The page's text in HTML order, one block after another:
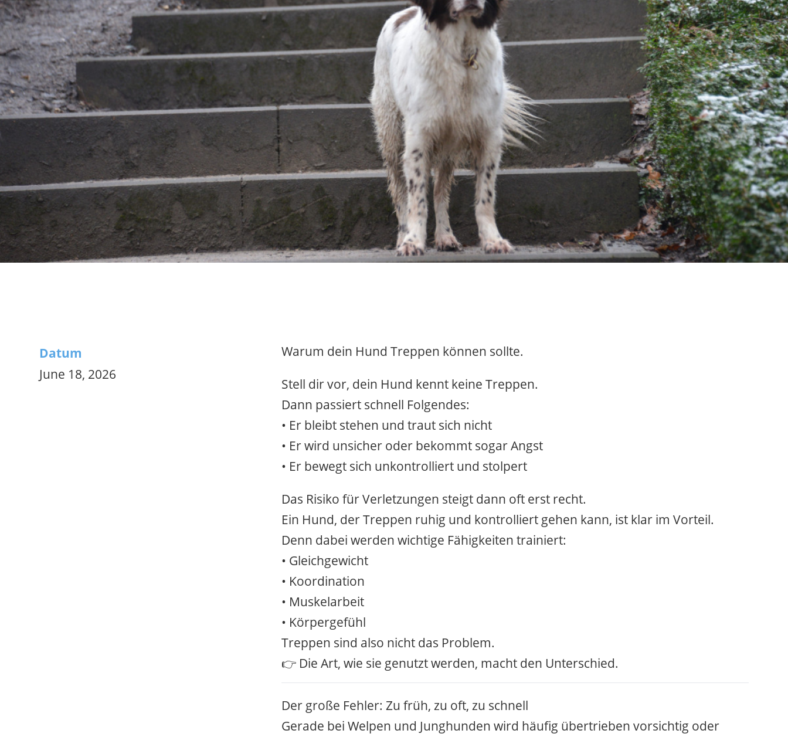
Datum
June 18, 2026
Warum dein Hund Treppen können sollte.
Stell dir vor, dein Hund kennt keine Treppen.
Dann passiert schnell Folgendes:
• Er bleibt stehen und traut sich nicht
• Er wird unsicher oder bekommt sogar Angst
• Er bewegt sich unkontrolliert und stolpert
Das Risiko für Verletzungen steigt dann oft erst recht.
Ein Hund, der Treppen ruhig und kontrolliert gehen kann, ist klar im Vorteil.
Denn dabei werden wichtige Fähigkeiten trainiert:
• Gleichgewicht
• Koordination
• Muskelarbeit
• Körpergefühl
Treppen sind also nicht das Problem.
👉 Die Art, wie sie genutzt werden, macht den Unterschied.
Der große Fehler: Zu früh, zu oft, zu schnell
Gerade bei Welpen und Junghunden wird häufig übertrieben vorsichtig oder